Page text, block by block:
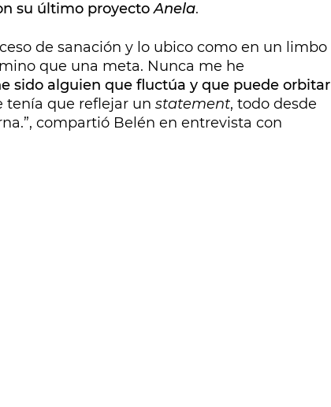
su último proyectoAnela.
de sanación y lo ubico como en un limbo
que una meta. Nunca me he
sido alguien que fluctúa y que puede orbitar
tenía que reflejar un statement, todo desde
compartió Belén en entrevista con